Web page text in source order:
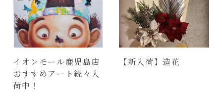
イオンモール鹿児島店
おすすめアート続々入
荷中！
【新入荷】造花